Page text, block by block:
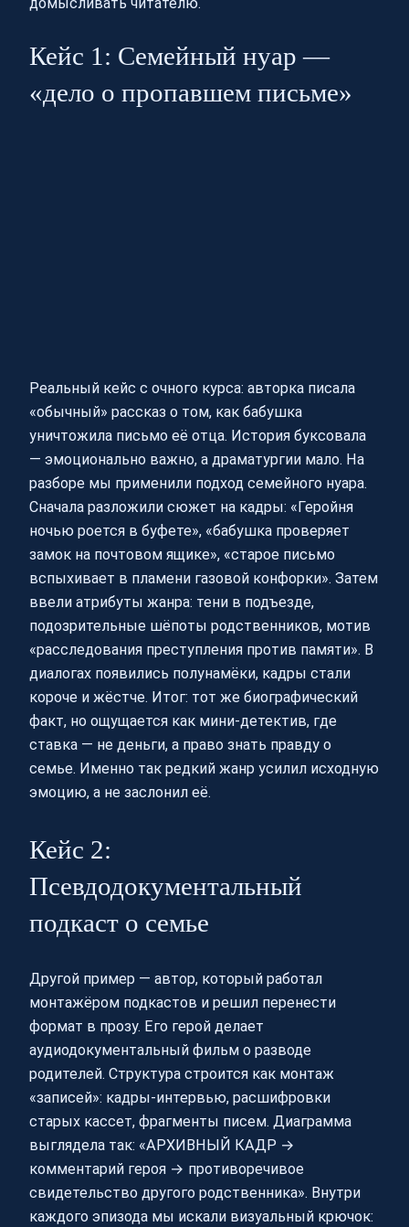
Кейс 1: Семейный нуар —
«дело о пропавшем письме»
Реальный кейс с очного курса: авторка писала
«обычный» рассказ о том, как бабушка
уничтожила письмо её отца. История буксовала
— эмоционально важно, а драматургии мало. На
разборе мы применили подход семейного нуара.
Сначала разложили сюжет на кадры: «Геройня
ночью роется в буфете», «бабушка проверяет
замок на почтовом ящике», «старое письмо
вспыхивает в пламени газовой конфорки». Затем
ввели атрибуты жанра: тени в подъезде,
подозрительные шёпоты родственников, мотив
«расследования преступления против памяти». В
диалогах появились полунамёки, кадры стали
короче и жёстче. Итог: тот же биографический
факт, но ощущается как мини‑детектив, где
ставка — не деньги, а право знать правду о
семье. Именно так редкий жанр усилил исходную
эмоцию, а не заслонил её.
Кейс 2:
Псевдодокументальный
подкаст о семье
Другой пример — автор, который работал
монтажёром подкастов и решил перенести
формат в прозу. Его герой делает
аудиодокументальный фильм о разводе
родителей. Структура строится как монтаж
«записей»: кадры‑интервью, расшифровки
старых кассет, фрагменты писем. Диаграмма
выглядела так: «АРХИВНЫЙ КАДР →
комментарий героя → противоречивое
свидетельство другого родственника». Внутри
каждого эпизода мы искали визуальный крючок: